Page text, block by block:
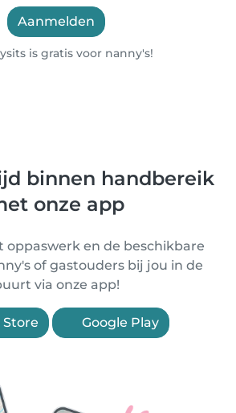
Aanmelden
is gratis voor nanny's!
binnen handbereik
onze app
oppaswerk en de beschikbare
of gastouders bij jou in de
via onze app!
Google Play